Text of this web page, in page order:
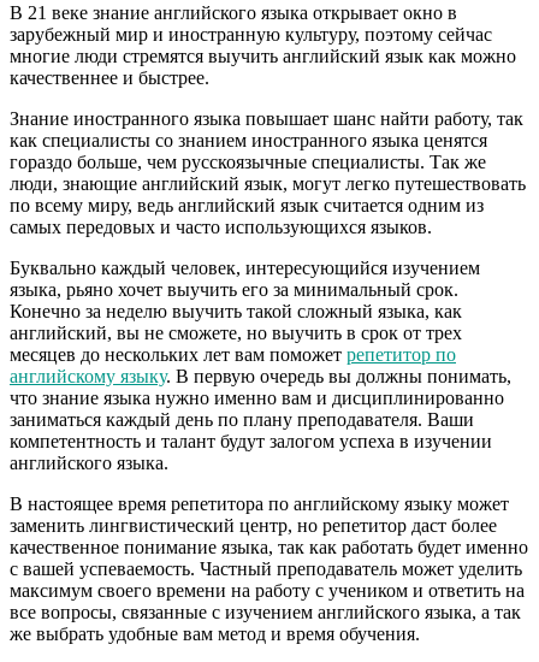
В 21 веке знание английского языка открывает окно в
зарубежный мир и иностранную культуру, поэтому сейчас
многие люди стремятся выучить английский язык как можно
качественнее и быстрее.
Знание иностранного языка повышает шанс найти работу, так
как специалисты со знанием иностранного языка ценятся
гораздо больше, чем русскоязычные специалисты. Так же
люди, знающие английский язык, могут легко путешествовать
по всему миру, ведь английский язык считается одним из
самых передовых и часто использующихся языков.
Буквально каждый человек, интересующийся изучением
языка, рьяно хочет выучить его за минимальный срок.
Конечно за неделю выучить такой сложный языка, как
английский, вы не сможете, но выучить в срок от трех
месяцев до нескольких лет вам поможет репетитор по
английскому языку. В первую очередь вы должны понимать,
что знание языка нужно именно вам и дисциплинированно
заниматься каждый день по плану преподавателя. Ваши
компетентность и талант будут залогом успеха в изучении
английского языка.
В настоящее время репетитора по английскому языку может
заменить лингвистический центр, но репетитор даст более
качественное понимание языка, так как работать будет именно
с вашей успеваемость. Частный преподаватель может уделить
максимум своего времени на работу с учеником и ответить на
все вопросы, связанные с изучением английского языка, а так
же выбрать удобные вам метод и время обучения.